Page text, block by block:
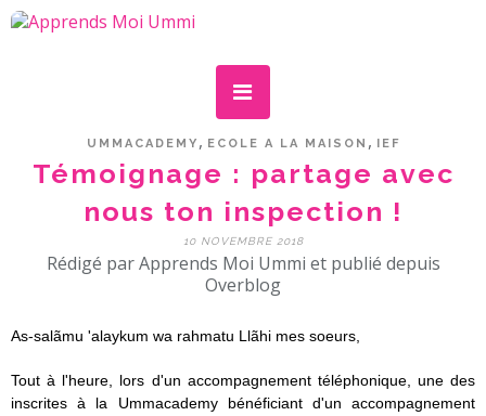
UMMACADEMY , ECOLE A LA MAISON , IEF
Témoignage : partage avec
nous ton inspection !
10 NOVEMBRE 2018
Rédigé par Apprends Moi Ummi et publié depuis
Overblog
As-salãmu 'alaykum wa rahmatu Llãhi mes soeurs,
Tout à l'heure, lors d'un accompagnement téléphonique, une des
inscrites à la Ummacademy bénéficiant d'un accompagnement